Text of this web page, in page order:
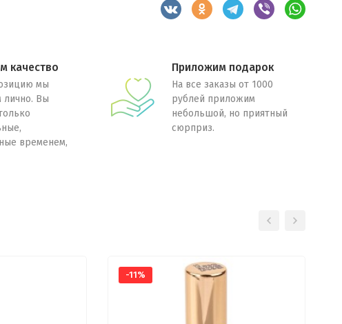
качество
мы
лично. Вы
временем,
Приложим подарок
На все заказы от 1000
рублей приложим
небольшой, но приятный
сюрприз.
-11%